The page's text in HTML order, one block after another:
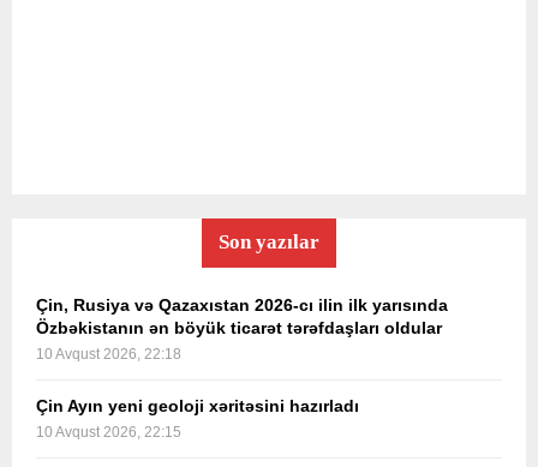
Son yazılar
Çin, Rusiya və Qazaxıstan 2026-cı ilin ilk yarısında
Özbəkistanın ən böyük ticarət tərəfdaşları oldular
10 Avqust 2026, 22:18
Çin Ayın yeni geoloji xəritəsini hazırladı
10 Avqust 2026, 22:15